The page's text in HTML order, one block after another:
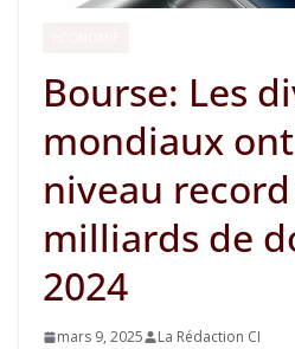
Bourse: Les
mondiaux
niveau
milliards de
2024
mars 9, 2025
La Rédaction CI